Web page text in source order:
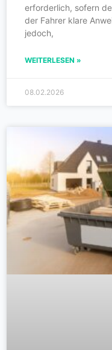
erforderlich, sofern
der Fahrer klare
jedoch,
WEITERLESEN »
08.02.2026